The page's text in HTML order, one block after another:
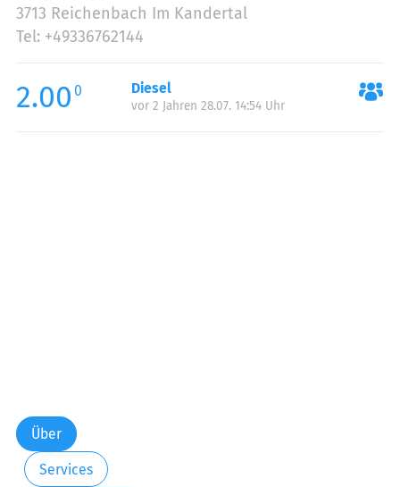
3713 Reichenbach Im Kandertal
Tel: +49336762144
2.00 0 Diesel
vor 2 Jahren 28.07. 14:54 Uhr
Über
Services